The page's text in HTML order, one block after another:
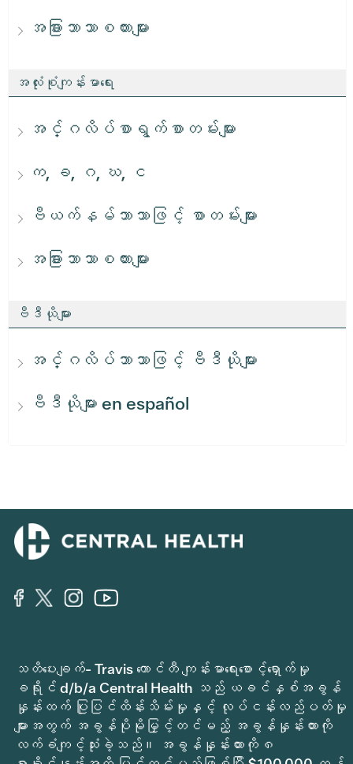
အခြားဘာသာစကားများ
အလုံးစုံကျန်းမာရေး
အင်္ဂလိပ်စာရွက်စာတမ်းများ
က, ခ, ဂ, ဃ, င
ဗီယက်နမ်ဘာသာဖြင့် စာတမ်းများ
အခြားဘာသာစကားများ
ဗီဒီယိုများ
အင်္ဂလိပ်ဘာသာဖြင့် ဗီဒီယိုများ
ဗီဒီယိုများ en español
သတိပေးချက်- Travis ကောင်တီ ကျန်းမာရေးစောင့်ရှောက်မှု
ခရိုင် d/b/a Central Health သည် ယခင်နှစ်အခွန်
နှုန်းထက် ပြုပြင်ထိန်းသိမ်းမှုနှင့် လုပ်ငန်းလည်ပတ်မှု
များအတွက် အခွန်ပိုမိုမြှင့်တင်မည့် အခွန်နှုန်းထားကို
လက်ခံကျင့်သုံးခဲ့သည်။ အခွန်နှုန်းထားကို ၈